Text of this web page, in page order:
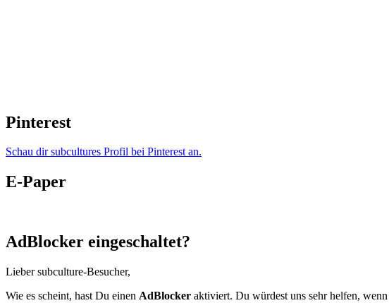
Pinterest
Schau dir subcultures Profil bei Pinterest an.
E-Paper
AdBlocker eingeschaltet?
Lieber subculture-Besucher,
Wie es scheint, hast Du einen AdBlocker aktiviert. Du würdest uns sehr helfen,